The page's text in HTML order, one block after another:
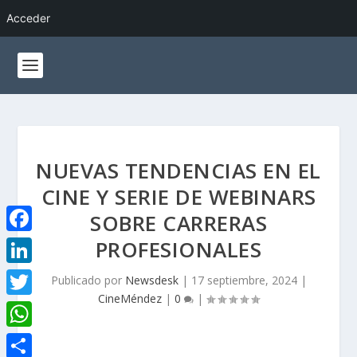
Acceder
NUEVAS TENDENCIAS EN EL
CINE Y SERIE DE WEBINARS
SOBRE CARRERAS
PROFESIONALES
Publicado por Newsdesk| 17 septiembre, 2024|
CineMéndez | 0 |
F
a
c
e
b
L
i
n
k
T
w
W